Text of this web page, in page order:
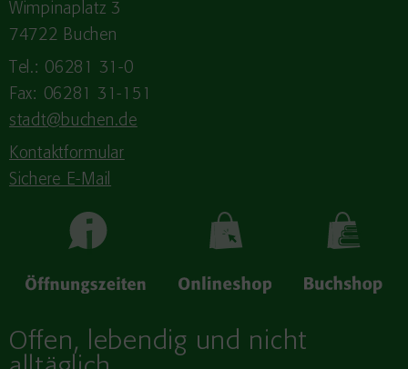
Wimpinaplatz 3
74722 Buchen
Tel.: 06281 31-0
Fax: 06281 31-151
stadt@buchen.de
Kontaktformular
Sichere E-Mail
Offen, lebendig und nicht